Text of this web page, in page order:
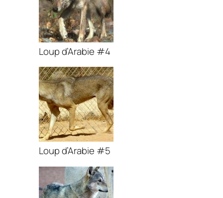
Loup d’Arabie #4
Loup d’Arabie #5